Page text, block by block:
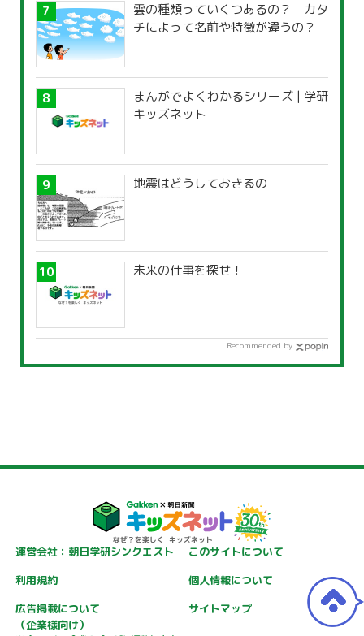
雲の種類っていくつあるの？ カタ
チによって名前や特徴が違うの？
まんがでよくわかるシリーズ | 学研
キッズネット
地震はどうしておきるの
未来の仕事を探せ！
Recommended by
運営会社：朝日学研シンクエスト
このサイトについて
利用規約
個人情報について
広告掲載について
（企業様向け）
サイトマップ